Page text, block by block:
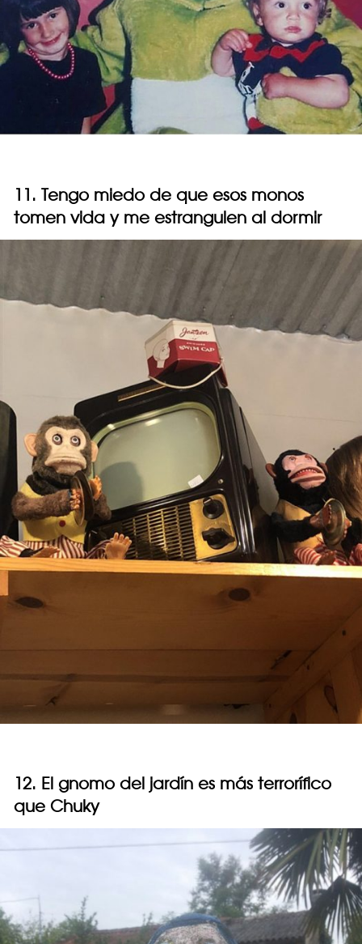
11. Tengo miedo de que esos monos
tomen vida y me estrangulen al dormir
12. El gnomo del jardín es más terrorífico
que Chuky